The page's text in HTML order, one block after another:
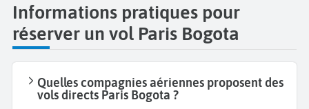
Informations pratiques pour
réserver un vol Paris Bogota
Quelles compagnies aériennes proposent des
vols directs Paris Bogota ?